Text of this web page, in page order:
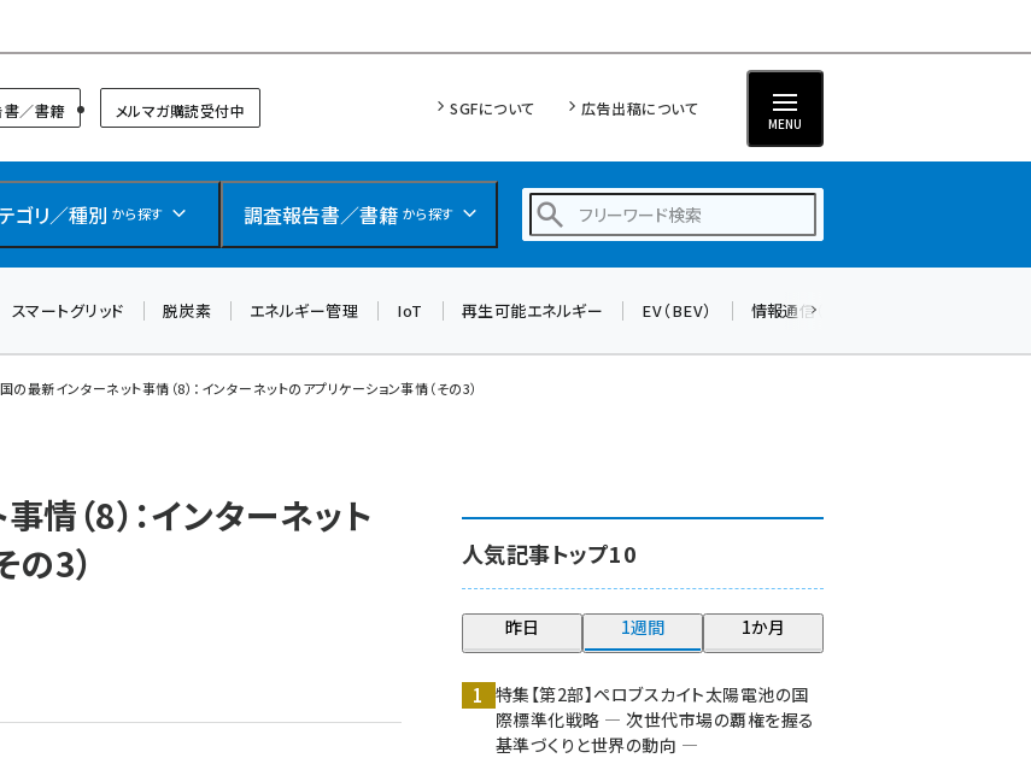
ォーラム
書／書籍 メルマガ購読受付中 SGFについて 広告出稿について
MENU
ゴリ／種別 から探す 調査報告書／書籍 から探す
ngn (272)
大串 (216)
aitras (180)
タンデム (145)
スマートグリッド 脱炭素 エネルギー管理 IoT 再生可能エネルギー EV（BEV） 情報通信（ICT）
の最新インターネット事情（8）：インターネットのアプリケーション事情（その3）
（8）：インターネット
3）
人気記事トップ10
昨日 1週間 1か月
特集【第2部】ペロブスカイト太陽電池の国
際標準化戦略 ― 次世代市場の覇権を握る
基準づくりと世界の動向 ―